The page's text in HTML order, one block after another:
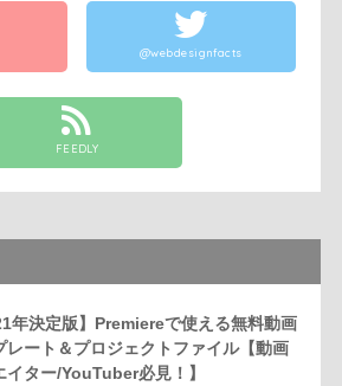
@webdesignfacts
FEEDLY
年決定版】Premiereで使える無料動画
レート＆プロジェクトファイル【動画
イター/YouTuber必見！】